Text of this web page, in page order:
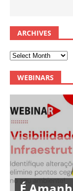
ARCHIVES
WEBINARS